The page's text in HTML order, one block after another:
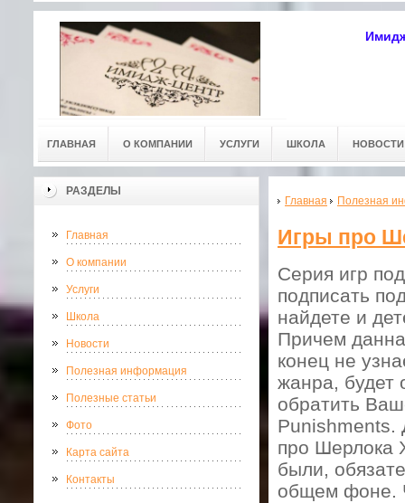
ГЛАВНАЯ О КОМПАНИИ УСЛУГИ ШКОЛА НОВОСТИ
РАЗДЕЛЫ
Главная
О компании
Услуги
Школа
Новости
Полезная информация
Полезные статьи
Фото
Карта сайта
Контакты
Главная Полезная
Игры про
Серия игр
подписать
найдете и
Причем
конец не
жанра, будет
обратить
Punishments.
про Шерлока
были,
общем фоне.